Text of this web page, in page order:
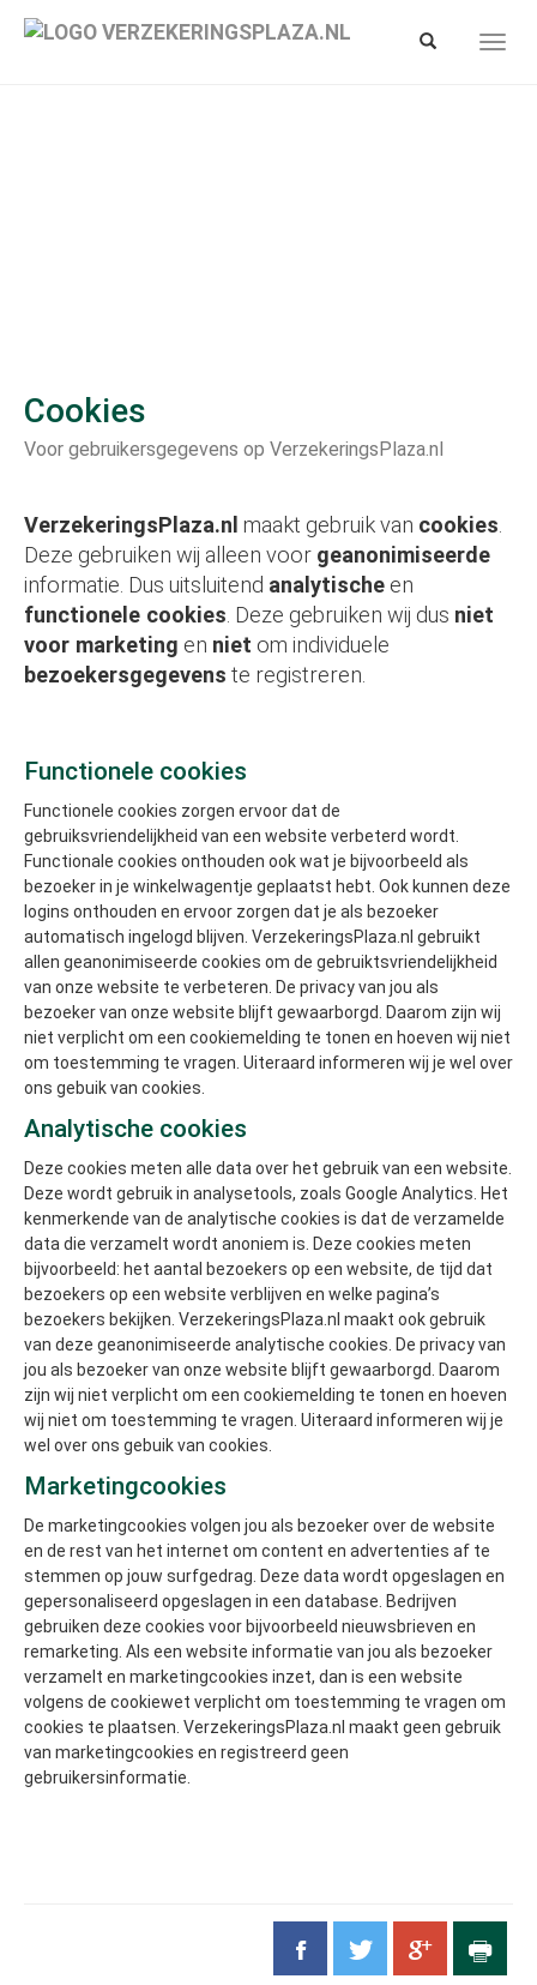
naar
Toon/verberg
Cookies
Voor gebruikersgegevens op VerzekeringsPlaza.nl
VerzekeringsPlaza.nl maakt gebruik van cookies
Deze gebruiken wij alleen voor geanonimiseerde
informatie. Dus uitsluitend analytische en
functionele cookies . Deze gebruiken wij dus niet
voor marketing en niet om individuele
bezoekersgegevens te registreren.
Functionele cookies
Functionele cookies zorgen ervoor dat de
gebruiksvriendelijkheid van een website verbeterd wordt.
Functionale cookies onthouden ook wat je bijvoorbeeld als
bezoeker in je winkelwagentje geplaatst hebt. Ook kunnen deze
logins onthouden en ervoor zorgen dat je als bezoeker
automatisch ingelogd blijven. VerzekeringsPlaza.nl gebruikt
allen geanonimiseerde cookies om de gebruiktsvriendelijkheid
van onze website te verbeteren. De privacy van jou als
bezoeker van onze website blijft gewaarborgd. Daarom zijn wij
niet verplicht om een cookiemelding te tonen en hoeven wij niet
om toestemming te vragen. Uiteraard informeren wij je wel over
ons gebuik van cookies.
Analytische cookies
Deze cookies meten alle data over het gebruik van een website.
Deze wordt gebruik in analysetools, zoals Google Analytics. Het
kenmerkende van de analytische cookies is dat de verzamelde
data die verzamelt wordt anoniem is. Deze cookies meten
bijvoorbeeld: het aantal bezoekers op een website, de tijd dat
bezoekers op een website verblijven en welke pagina’s
bezoekers bekijken. VerzekeringsPlaza.nl maakt ook gebruik
van deze geanonimiseerde analytische cookies. De privacy van
jou als bezoeker van onze website blijft gewaarborgd. Daarom
zijn wij niet verplicht om een cookiemelding te tonen en hoeven
wij niet om toestemming te vragen. Uiteraard informeren wij je
wel over ons gebuik van cookies.
Marketingcookies
De marketingcookies volgen jou als bezoeker over de website
en de rest van het internet om content en advertenties af te
stemmen op jouw surfgedrag. Deze data wordt opgeslagen en
gepersonaliseerd opgeslagen in een database. Bedrijven
gebruiken deze cookies voor bijvoorbeeld nieuwsbrieven en
remarketing. Als een website informatie van jou als bezoeker
verzamelt en marketingcookies inzet, dan is een website
volgens de cookiewet verplicht om toestemming te vragen om
cookies te plaatsen. VerzekeringsPlaza.nl maakt geen gebruik
van marketingcookies en registreerd geen
gebruikersinformatie.